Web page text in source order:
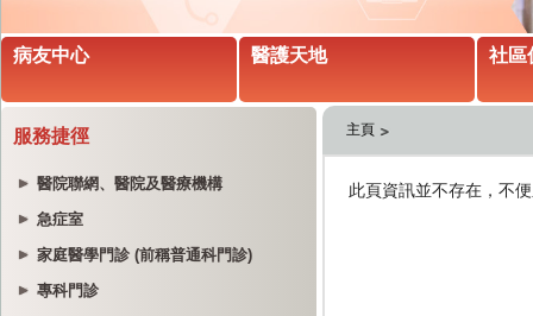
病友中心 醫護天地 社區
服務捷徑
醫院聯網、醫院及醫療機構
急症室
家庭醫學門診 (前稱普通科門診)
專科門診
主頁